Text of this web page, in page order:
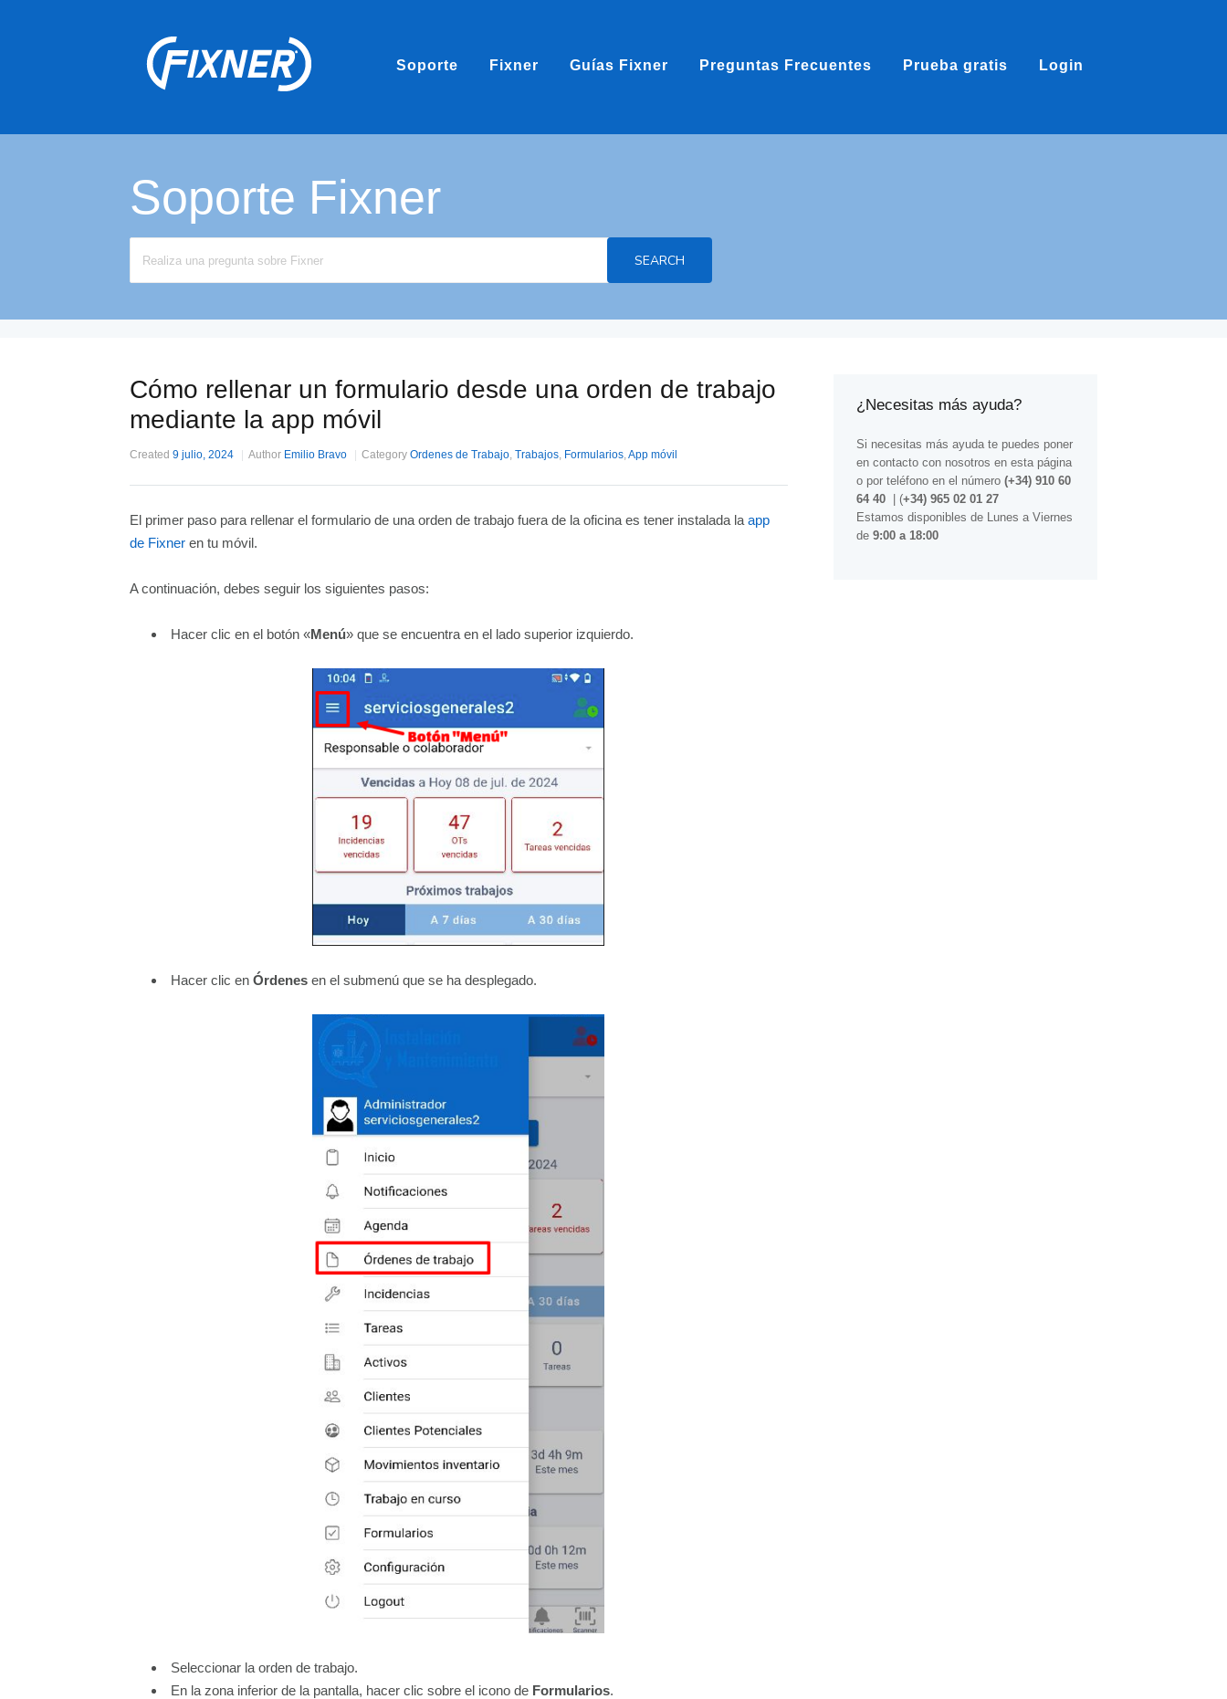
Soporte Fixner Guías Fixner Preguntas Frecuentes Prueba gratis Login
Soporte Fixner
SEARCH
Cómo rellenar un formulario desde una orden de trabajo
mediante la app móvil
Created 9 julio, 2024 Author Emilio Bravo Category Ordenes de Trabajo, Trabajos, Formularios,App móvil
El primer paso para rellenar el formulario de una orden de trabajo fuera de la oficina es tener instalada la app
de Fixner en tu móvil.
A continuación, debes seguir los siguientes pasos:
Hacer clic en el botón «Menú» que se encuentra en el lado superior izquierdo.
Hacer clic en Órdenes en el submenú que se ha desplegado.
Seleccionar la orden de trabajo.
En la zona inferior de la pantalla, hacer clic sobre el icono de Formularios.
¿Necesitas más ayuda?
Si necesitas más ayuda te puedes poner
en contacto con nosotros en esta página
o por teléfono en el número (+34) 910 60
64 40
| (+34) 965 02 01 27
Estamos disponibles de Lunes a Viernes
de 9:00 a 18:00